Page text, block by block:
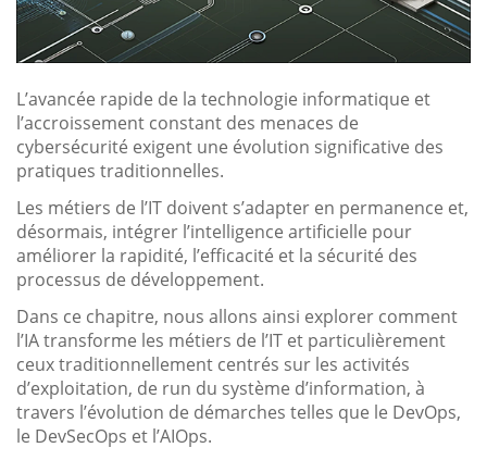
L’avancée rapide de la technologie informatique et
l’accroissement constant des menaces de
cybersécurité exigent une évolution significative des
pratiques traditionnelles.
Les métiers de l’IT doivent s’adapter en permanence et,
désormais, intégrer l’intelligence artificielle pour
améliorer la rapidité, l’efficacité et la sécurité des
processus de développement.
Dans ce chapitre, nous allons ainsi explorer comment
l’IA transforme les métiers de l’IT et particulièrement
ceux traditionnellement centrés sur les activités
d’exploitation, de run du système d’information, à
travers l’évolution de démarches telles que le DevOps,
le DevSecOps et l’AIOps.